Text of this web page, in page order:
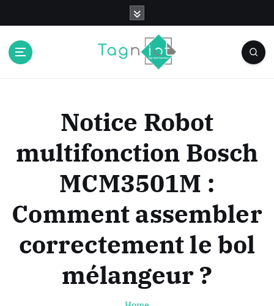
Notice Robot
multifonction Bosch
MCM3501M :
Comment assembler
correctement le bol
mélangeur ?